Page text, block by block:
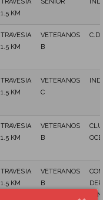
TRAVESIA
1.5 KM
SENIOR
TRAVESIA
1.5 KM
VETERANOS
B
C.D
TRAVESIA
1.5 KM
VETERANOS
C
TRAVESIA
1.5 KM
VETERANOS
B
TRAVESIA
1.5 KM
VETERANOS
B